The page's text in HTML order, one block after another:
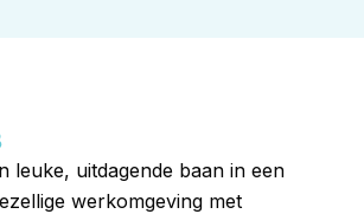
leuke, uitdagende baan in een
werkomgeving met